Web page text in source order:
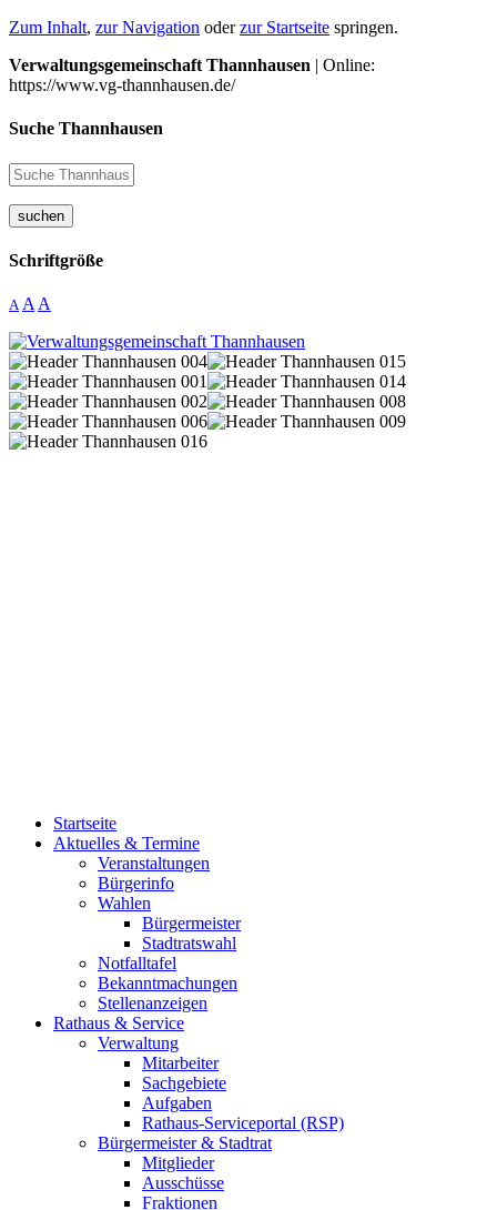
Zum Inhalt, zur Navigation oderzur Startseite springen.
Verwaltungsgemeinschaft Thannhausen | Online:
https://www.vg-thannhausen.de/
Suche Thannhausen
suchen
Schriftgröße
A A A
Startseite
Aktuelles & Termine
Veranstaltungen
Bürgerinfo
Wahlen
Bürgermeister
Stadtratswahl
Notfalltafel
Bekanntmachungen
Stellenanzeigen
Rathaus & Service
Verwaltung
Mitarbeiter
Sachgebiete
Aufgaben
Rathaus-Serviceportal (RSP)
Bürgermeister & Stadtrat
Mitglieder
Ausschüsse
Fraktionen